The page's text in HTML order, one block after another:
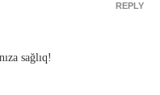
sağlıq!
REPLY